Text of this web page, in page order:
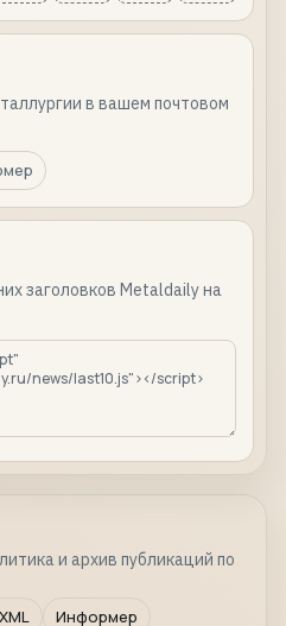
в вашем почтовом
заголовков Metaldaily на
и архив публикаций по
Информер